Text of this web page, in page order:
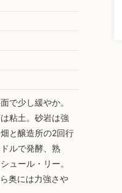
で少し緩やか。
粘土。砂岩は強
と醸造所の2回行
ルで発酵、熟
ュール・リー。
奥には力強さや